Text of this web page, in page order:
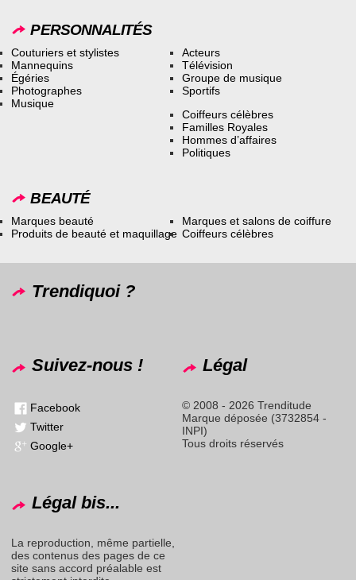
PERSONNALITÉS
Couturiers et stylistes
Mannequins
Égéries
Photographes
Musique
Acteurs
Télévision
Groupe de musique
Sportifs
Coiffeurs célèbres
Familles Royales
Hommes d’affaires
Politiques
BEAUTÉ
Marques beauté
Produits de beauté et maquillage
Marques et salons de coiffure
Coiffeurs célèbres
Trendiquoi ?
Suivez-nous !
Facebook
Twitter
Google+
Légal
© 2008 - 2026 Trenditude
Marque déposée (3732854 -
INPI)
Tous droits réservés
Légal bis...
La reproduction, même partielle,
des contenus des pages de ce
site sans accord préalable est